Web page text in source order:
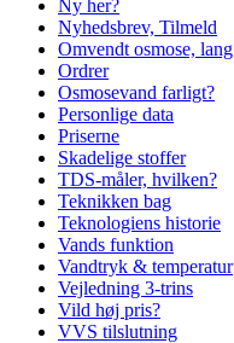
Ny her?
Nyhedsbrev, Tilmeld
Omvendt osmose, lang
Ordrer
Osmosevand farligt?
Personlige data
Priserne
Skadelige stoffer
TDS-måler, hvilken?
Teknikken bag
Teknologiens historie
Vands funktion
Vandtryk & temperatur
Vejledning 3-trins
Vild høj pris?
VVS tilslutning